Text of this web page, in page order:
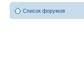
Список форумов